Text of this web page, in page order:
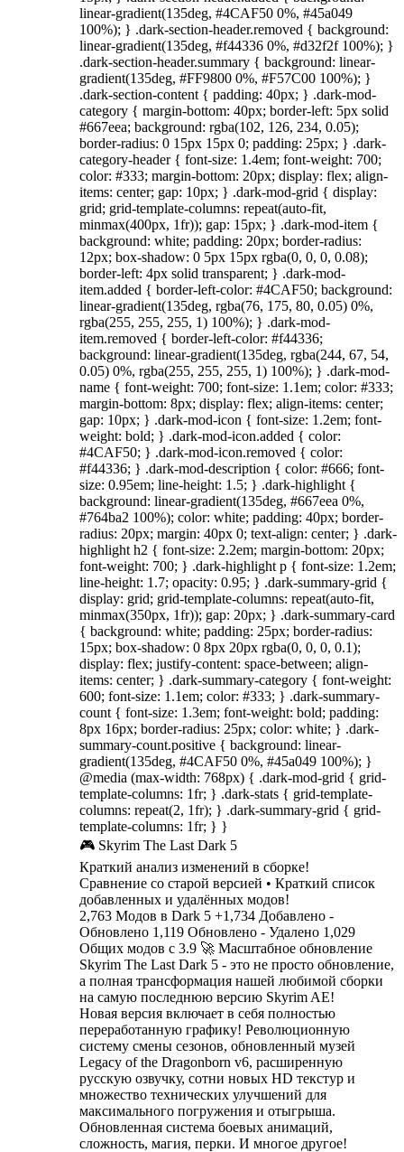
linear-gradient(135deg, #4CAF50 0%, #45a049
100%); } .dark-section-header.removed { background:
linear-gradient(135deg, #f44336 0%, #d32f2f 100%); }
.dark-section-header.summary { background: linear-
gradient(135deg, #FF9800 0%, #F57C00 100%); }
.dark-section-content { padding: 40px; } .dark-mod-
category { margin-bottom: 40px; border-left: 5px solid
#667eea; background: rgba(102, 126, 234, 0.05);
border-radius: 0 15px 15px 0; padding: 25px; } .dark-
category-header { font-size: 1.4em; font-weight: 700;
color: #333; margin-bottom: 20px; display: flex; align-
items: center; gap: 10px; } .dark-mod-grid { display:
grid; grid-template-columns: repeat(auto-fit,
minmax(400px, 1fr)); gap: 15px; } .dark-mod-item {
background: white; padding: 20px; border-radius:
12px; box-shadow: 0 5px 15px rgba(0, 0, 0, 0.08);
border-left: 4px solid transparent; } .dark-mod-
item.added { border-left-color: #4CAF50; background:
linear-gradient(135deg, rgba(76, 175, 80, 0.05) 0%,
rgba(255, 255, 255, 1) 100%); } .dark-mod-
item.removed { border-left-color: #f44336;
background: linear-gradient(135deg, rgba(244, 67, 54,
0.05) 0%, rgba(255, 255, 255, 1) 100%); } .dark-mod-
name { font-weight: 700; font-size: 1.1em; color: #333;
margin-bottom: 8px; display: flex; align-items: center;
gap: 10px; } .dark-mod-icon { font-size: 1.2em; font-
weight: bold; } .dark-mod-icon.added { color:
#4CAF50; } .dark-mod-icon.removed { color:
#f44336; } .dark-mod-description { color: #666; font-
size: 0.95em; line-height: 1.5; } .dark-highlight {
background: linear-gradient(135deg, #667eea 0%,
#764ba2 100%); color: white; padding: 40px; border-
radius: 20px; margin: 40px 0; text-align: center; } .dark-
highlight h2 { font-size: 2.2em; margin-bottom: 20px;
font-weight: 700; } .dark-highlight p { font-size: 1.2em;
line-height: 1.7; opacity: 0.95; } .dark-summary-grid {
display: grid; grid-template-columns: repeat(auto-fit,
minmax(350px, 1fr)); gap: 20px; } .dark-summary-card
{ background: white; padding: 25px; border-radius:
15px; box-shadow: 0 8px 20px rgba(0, 0, 0, 0.1);
display: flex; justify-content: space-between; align-
items: center; } .dark-summary-category { font-weight:
600; font-size: 1.1em; color: #333; } .dark-summary-
count { font-size: 1.3em; font-weight: bold; padding:
8px 16px; border-radius: 25px; color: white; } .dark-
summary-count.positive { background: linear-
gradient(135deg, #4CAF50 0%, #45a049 100%); }
@media (max-width: 768px) { .dark-mod-grid { grid-
template-columns: 1fr; } .dark-stats { grid-template-
columns: repeat(2, 1fr); } .dark-summary-grid { grid-
template-columns: 1fr; } }
🎮 Skyrim The Last Dark 5
Краткий анализ изменений в сборке!
Сравнение со старой версией • Краткий список
добавленных и удалённых модов!
2,763 Модов в Dark 5 +1,734 Добавлено -
Обновлено 1,119 Обновлено - Удалено 1,029
Общих модов с 3.9 🚀 Масштабное обновление
Skyrim The Last Dark 5 - это не просто обновление,
а полная трансформация нашей любимой сборки
на самую последнюю версию Skyrim AE!
Новая версия включает в себя полностью
переработанную графику! Революционную
систему смены сезонов, обновленный музей
Legacy of the Dragonborn v6, расширенную
русскую озвучку, сотни новых HD текстур и
множество технических улучшений для
максимального погружения и отыгрыша.
Обновленная система боевых анимаций,
сложность, магия, перки. И многое другое!